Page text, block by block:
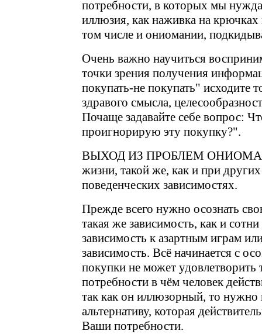
потребности, в которых мы
иллюзия, как наживка на
том числе и ониомании,
Очень важно научиться
точки зрения получения
покупать-не покупать" исходите
здравого смысла,
Почаще задавайте себе вопрос:
проигнорирую эту покупку?".
ВЫХОД ИЗ ПРОБЛЕМ
жизни, такой же, как и при
поведенческих зависимостях.
Прежде всего нужно осознать
такая же зависимость, как и
зависимость к азартным играм
зависимость. Всё начинается с
покупки не может удовлетворить
потребности в чём человек
так как он иллюзорный, то нужно
альтернативу, которая
Ваши потребности.